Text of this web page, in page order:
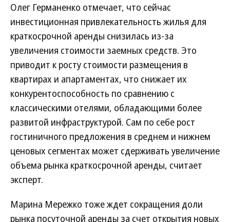
Олег Германенко отмечает, что сейчас
инвестиционная привлекательность жилья для
краткосрочной аренды снизилась из-за
увеличения стоимости заемных средств. Это
приводит к росту стоимости размещения в
квартирах и апартаментах, что снижает их
конкурентоспособность по сравнению с
классическими отелями, обладающими более
развитой инфраструктурой. Сам по себе рост
гостиничного предложения в среднем и нижнем
ценовых сегментах может сдерживать увеличение
объема рынка краткосрочной аренды, считает
эксперт.
Марина Мережко тоже ждет сокращения доли
рынка посуточной аренды за счет открытия новых